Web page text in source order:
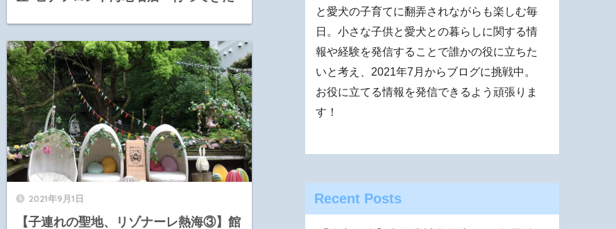
2021年9月1日
【子連れの聖地、リゾナーレ熱海③】館
と愛犬の子育てに翻弄されながらも楽しむ毎
日。小さな子供と愛犬との暮らしに関する情
報や経験を発信することで誰かの役に立ちた
いと考え、2021年7月からブログに挑戦中。
お役に立てる情報を発信できるよう頑張りま
す！
Recent Posts